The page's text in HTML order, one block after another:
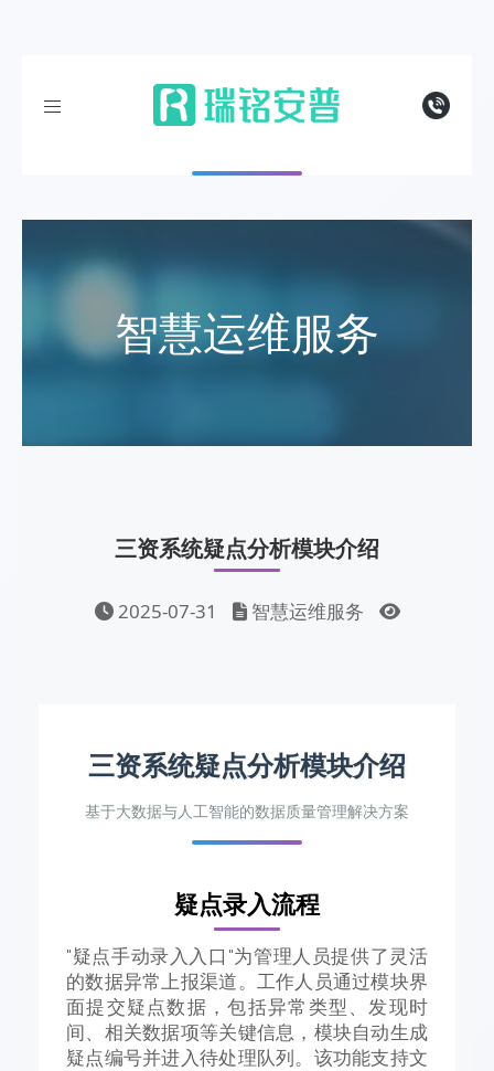
导航
智慧运维服务
三资系统疑点分析模块介绍
2025-07-31 智慧运维服务
三资系统疑点分析模块介绍
基于大数据与人工智能的数据质量管理解决方案
疑点录入流程
"疑点手动录入入口"为管理人员提供了灵活
的数据异常上报渠道。工作人员通过模块界
面提交疑点数据，包括异常类型、发现时
间、相关数据项等关键信息，模块自动生成
疑点编号并进入待处理队列。该功能支持文